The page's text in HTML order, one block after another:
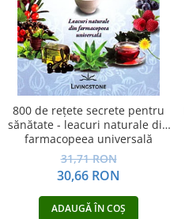
800 de reţete secrete pentru
sănătate - leacuri naturale din
farmacopeea universală
31,71 RON
30,66 RON
ADAUGĂ ÎN COȘ